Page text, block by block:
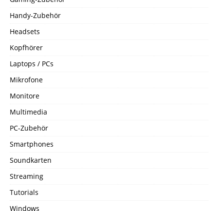
Handy-Zubehör
Headsets
Kopfhörer
Laptops / PCs
Mikrofone
Monitore
Multimedia
PC-Zubehör
Smartphones
Soundkarten
Streaming
Tutorials
Windows